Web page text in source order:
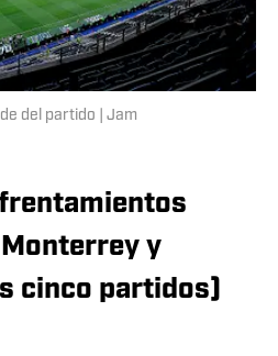
del partido | Jam
y
cinco partidos)